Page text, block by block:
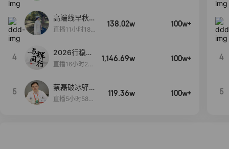
高端线早秋现
货首发
直播11小时18分
138.02w 100w+
4
2026行稳致
远
直播16小时20
1,146.69w 100w+
5
蔡磊破冰驿站
直播间好物分
直播5小时58分
119.36w 100w+
4
5